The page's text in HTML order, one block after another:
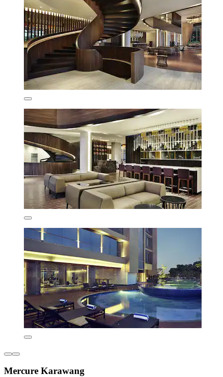
Mercure Karawang